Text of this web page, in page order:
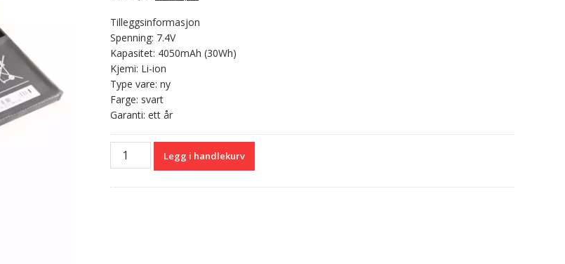
var:
kr 590,00.
er:
Tilleggsinformasjon
Spenning: 7.4V
Kapasitet: 4050mAh (30Wh)
Kjemi: Li-ion
Type vare: ny
Farge: svart
Garanti: ett år
Originalt
batteri
Legg i handlekurv